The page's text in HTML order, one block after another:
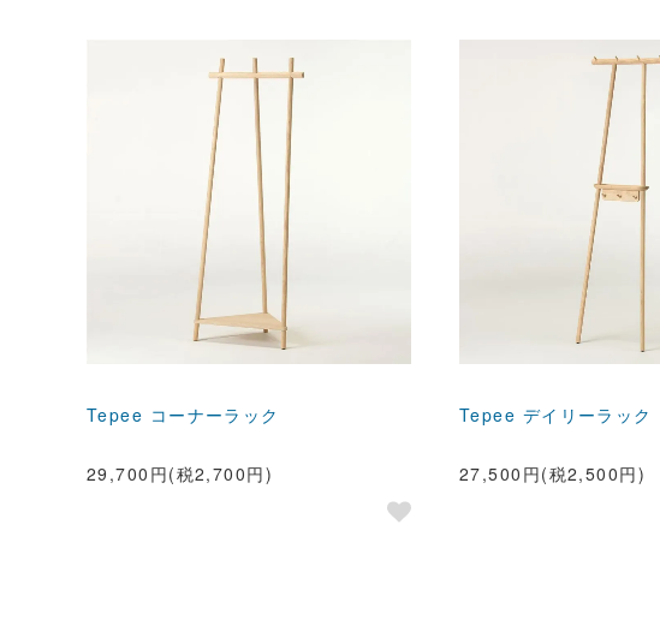
Tepee コーナーラック
29,700円(税2,700円)
Tepee デイリーラック
27,500円(税2,500円)